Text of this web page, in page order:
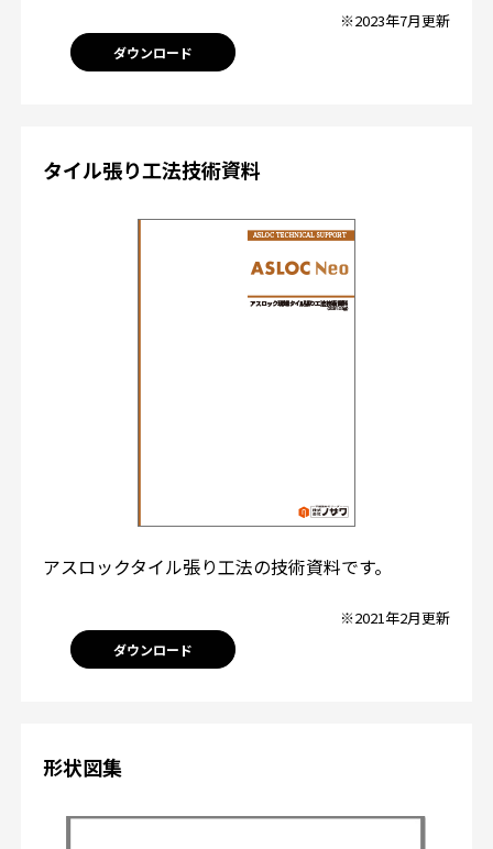
※2023年7月更新
ダウンロード
タイル張り工法技術資料
アスロックタイル張り工法の技術資料です。
※2021年2月更新
ダウンロード
形状図集